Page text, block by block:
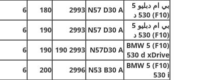
بي ام دبليو 5
(F10) 530 د
N57 D30 A
2993
180
6
بي ام دبليو 5
(F10) 530 د
N57 D30 A
2993
190
6
BMW 5 (F10)
530 d xDrive
N57D30 A
2993
190
190
6
BMW 5 (F10)
530 i
N53 B30 A
2996
200
6